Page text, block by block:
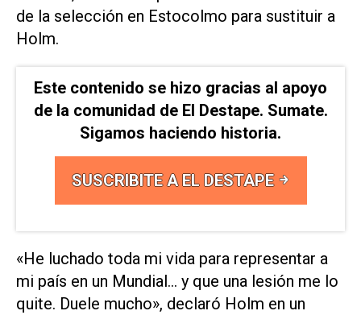
de la selección en Estocolmo para sustituir a
Holm.
Este contenido se hizo gracias al apoyo
de la comunidad de El Destape. Sumate.
Sigamos haciendo historia.
SUSCRIBITE A EL DESTAPE
«He ⁠luchado toda mi vida para representar a
mi país en un Mundial... y que una lesión me lo
quite. Duele mucho», declaró Holm ‌en un